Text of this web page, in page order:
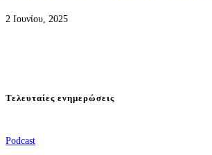
2 Ιουνίου, 2025
Τελευταίες ενημερώσεις
Podcast